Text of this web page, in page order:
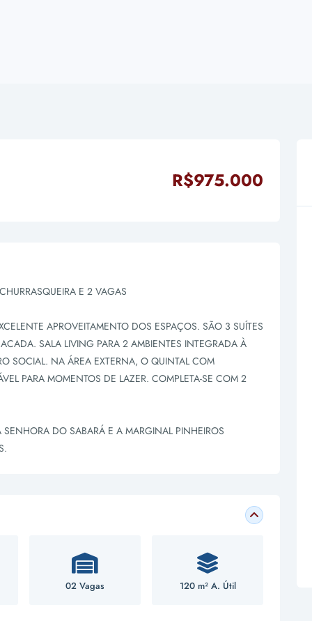
R$975.000
E 2 VAGAS
APROVEITAMENTO DOS ESPAÇOS. SÃO 3 SUÍTES
SALA LIVING PARA 2 AMBIENTES INTEGRADA À
SOCIAL. NA ÁREA EXTERNA, O QUINTAL COM
PARA MOMENTOS DE LAZER. COMPLETA-SE COM 2
DO SABARÁ E A MARGINAL PINHEIROS
02 Vagas 120 m² A. Útil